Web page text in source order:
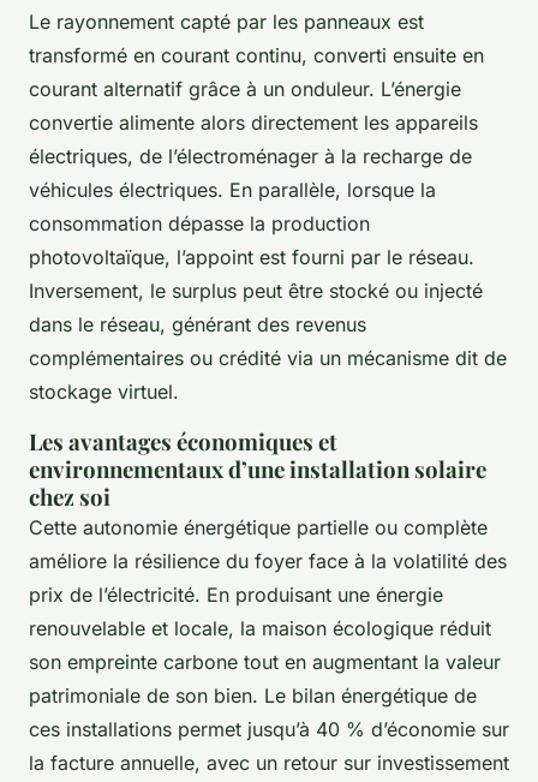
Le rayonnement capté par les panneaux est
transformé en courant continu, converti ensuite en
courant alternatif grâce à un onduleur. L’énergie
convertie alimente alors directement les appareils
électriques, de l’électroménager à la recharge de
véhicules électriques. En parallèle, lorsque la
consommation dépasse la production
photovoltaïque, l’appoint est fourni par le réseau.
Inversement, le surplus peut être stocké ou injecté
dans le réseau, générant des revenus
complémentaires ou crédité via un mécanisme dit de
stockage virtuel.
Les avantages économiques et
environnementaux d’une installation solaire
chez soi
Cette autonomie énergétique partielle ou complète
améliore la résilience du foyer face à la volatilité des
prix de l’électricité. En produisant une énergie
renouvelable et locale, la maison écologique réduit
son empreinte carbone tout en augmentant la valeur
patrimoniale de son bien. Le bilan énergétique de
ces installations permet jusqu’à 40 % d’économie sur
la facture annuelle, avec un retour sur investissement